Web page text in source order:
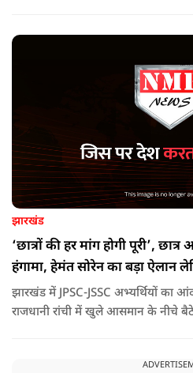
उपचार तथा गंभीर रूप से घायलों को
उच्च चिकित्सा केंद्रों में रेफर करने के निर्देश
झारखंड
‘छात्रों की हर मांग होगी पूरी’,
हंगामा, हेमंत सोरेन का बड़ा ऐलान
झारखंड में JPSC-JSSC अभ्यर्थियों का
राजधानी रांची में खुले आसमान के नीचे बैठे